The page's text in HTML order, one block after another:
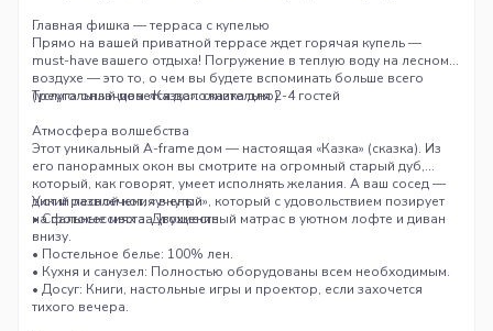
Главная фишка — терраса с купелью
Прямо на вашей приватной террасе ждет горячая купель —
must-have вашего отдыха! Погружение в теплую воду на лесном
воздухе — это то, о чем вы будете вспоминать больше всего
(услуга оплачивается дополнительно).
Треугольный дом «Казка»: сказка для 2-4 гостей
Атмосфера волшебства
Этот уникальный A-frame дом — настоящая «Казка» (сказка). Из
его панорамных окон вы смотрите на огромный старый дуб,
который, как говорят, умеет исполнять желания. А ваш сосед —
дикий лесной кот, «ученый», который с удовольствием позирует
на фотосессиях за угощение.
Уют и развлечения внутри
• Спальные места: Двухместный матрас в уютном лофте и диван
внизу.
• Постельное белье: 100% лен.
• Кухня и санузел: Полностью оборудованы всем необходимым.
• Досуг: Книги, настольные игры и проектор, если захочется
тихого вечера.